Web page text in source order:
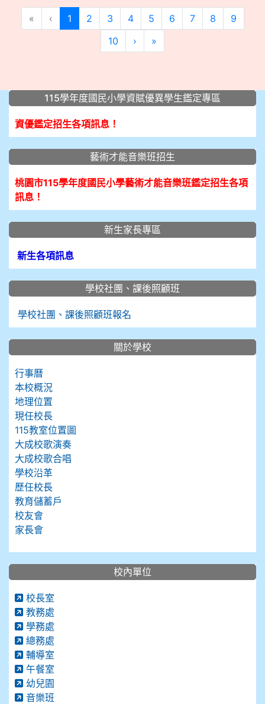
« ‹ 1(current)
2 3 4 5 6 7 8
9
10
› »
::: 115學年度國民小學資賦優異學生鑑定專區
資優鑑定招生各項訊息！
藝術才能音樂班招生
桃園市115學年度國民小學藝術才能音樂班鑑定招生各項
訊息！
新生家長專區
新生各項訊息
學校社團、課後照顧班
學校社團、課後照顧班報名
關於學校
行事曆
本校概況
地理位置
現任校長
115教室位置圖
大成校歌演奏
大成校歌合唱
學校沿革
歷任校長
教育儲蓄戶
校友會
家長會
校內單位
校長室
教務處
學務處
總務處
輔導室
午餐室
幼兒園
音樂班